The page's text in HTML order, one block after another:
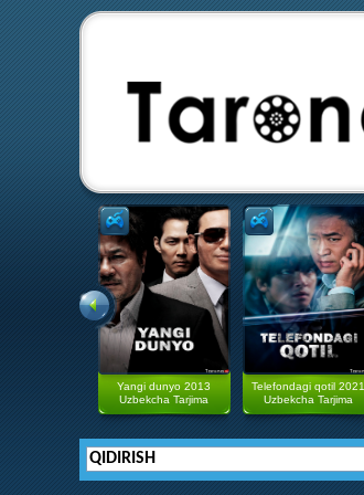
Yangi dunyo 2013
Uzbekcha Tarjima
Telefondagi qotil 2021
Uzbekcha Tarjima